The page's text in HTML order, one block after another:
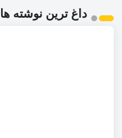
داغ ترین نوشته ها